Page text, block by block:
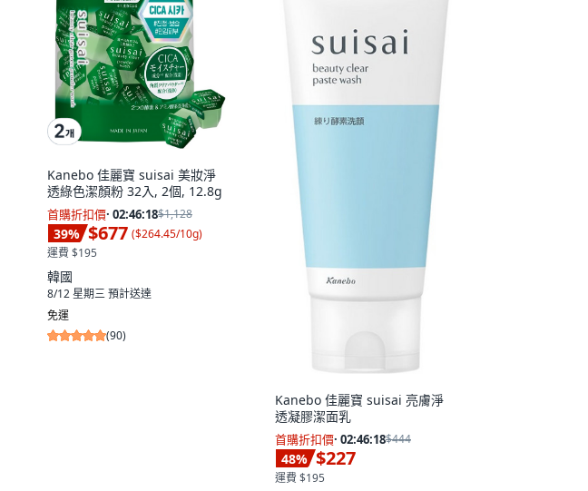
Kanebo 佳麗寶 suisai 美妝淨
透綠色潔顏粉 32入, 2個, 12.8g
首購折扣價· 02:46:17$1,128
39% $677 ($264.45/10g)
運費 $195
韓國
8/12 星期三預計送達
免運
(90)
Kanebo 佳麗寶 suisai 亮膚淨
透凝膠潔面乳
首購折扣價· 02:46:17$444
48% $227
運費 $195